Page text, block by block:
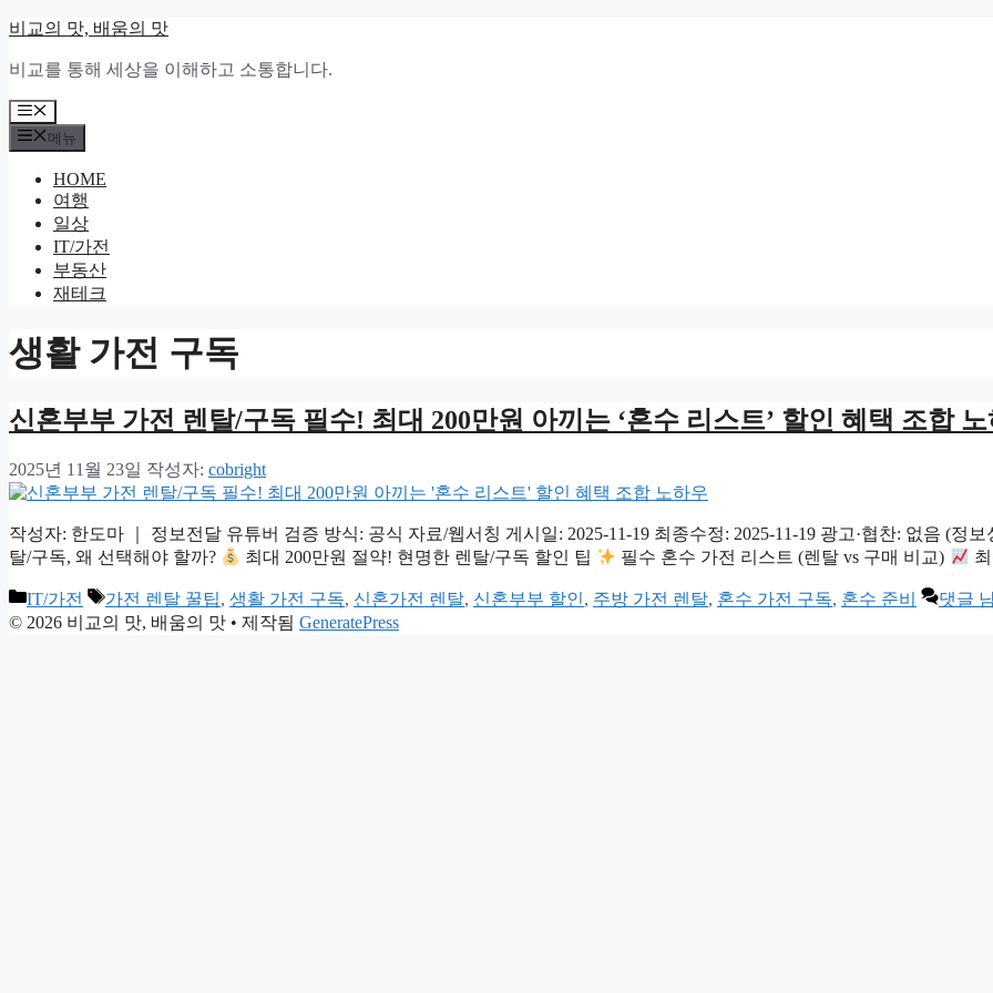
컨
츠
로
건
너
비교의 맛, 배움의 맛
비교를 통해 세상을 이해하고 소통합니다.
메
뉴
메뉴
HOME
여행
일상
IT/가전
부동산
재테크
생활 가전 구독
신혼부부 가전 렌탈/구독 필수! 최대 200만원 아끼는 ‘혼수 리스트’ 할인 혜택 조합
2025년 11월 23일 작성자: cobright
작성자: 한도마 ｜ 정보전달 유튜버 검증 방식: 공식 자료/웹서칭 게시일: 2025-11-19 최종수정: 2025-11-19 광고·협찬: 없음 (정
탈/구독, 왜 선택해야 할까?
최대 200만원 절약! 현명한 렌탈/구독 할인 팁 필수 혼수 가전 리스트 (렌탈 vs 구매 비교)
카
테
IT/가전
태
그
가전 렌탈 꿀팁, 생활 가전 구독, 신혼가전 렌탈, 신혼부부 할인, 주방 가전 렌탈, 혼수 가전 구독, 혼수 준비
댓글
© 2026 비교의 맛, 배움의 맛 • 제작됨 GeneratePress